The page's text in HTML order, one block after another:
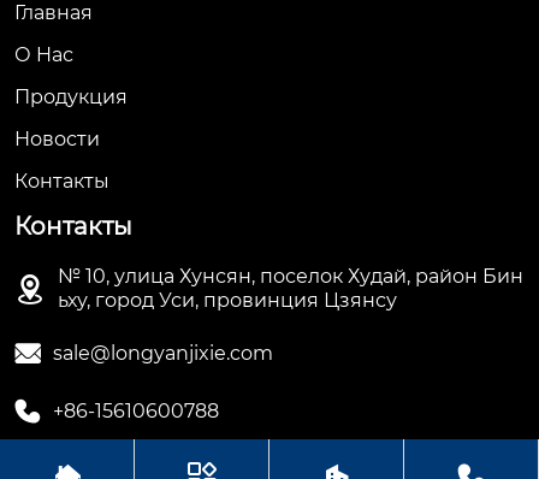
Главная
О Hас
Продукция
Новости
Контакты
Контакты

№ 10, улица Хунсян, поселок Худай, район Бин
ьху, город Уси, провинция Цзянсу
 sale@longyanjixie.com
 +86-15610600788